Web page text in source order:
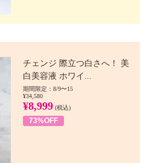
チェンジ 際立つ白さへ！ 美
白美容液 ホワイ...
期間限定：8/9〜15
¥34,580
¥8,999 (税込)
73%OFF